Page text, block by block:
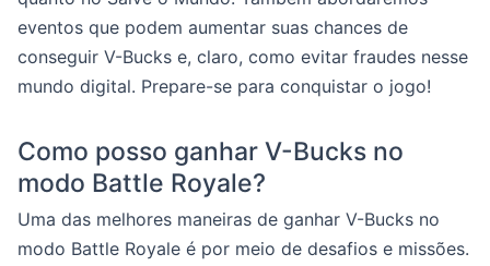
eventos que podem aumentar suas chances de
conseguir V-Bucks e, claro, como evitar fraudes nesse
mundo digital. Prepare-se para conquistar o jogo!
Como posso ganhar V-Bucks no
modo Battle Royale?
Uma das melhores maneiras de ganhar V-Bucks no
modo Battle Royale é por meio de desafios e missões.